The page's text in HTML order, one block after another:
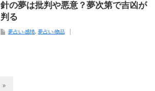
針の夢は批判や悪意？夢次第で吉凶が
判る
夢占い-感情, 夢占い-物品
»